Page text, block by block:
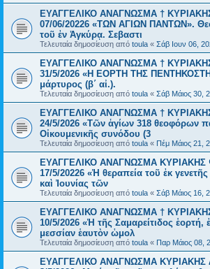
ΕΥΑΓΓΕΛΙΚΟ ΑΝΑΓΝΩΣΜΑ †
07/06/20226 «ΤΩΝ ΑΓΙΩΝ ΠΑΝΤΩΝ».
τοῦ ἐν Ἀγκύρᾳ. Σεβαστι
Τελευταία δημοσίευση από toula « Σάβ Ιουν 06,
ΕΥΑΓΓΕΛΙΚΟ ΑΝΑΓΝΩΣΜΑ †
31/5/2026 «Η ΕΟΡΤΗ ΤΗΣ
μάρτυρος (β΄ αἰ.).
Τελευταία δημοσίευση από toula « Σάβ Μάιος 30,
ΕΥΑΓΓΕΛΙΚΟ ΑΝΑΓΝΩΣΜΑ †
24/5/2026 «Τῶν ἁγίων 318 θεοφόρων
Οἰκουμενικῆς συνόδου (3
Τελευταία δημοσίευση από toula « Πέμ Μάιος 21,
ΕΥΑΓΓΕΛΙΚΟ ΑΝΑΓΝΩΣΜΑ
17/5/20226 «Ἡ θεραπεία τοῦ ἐκ
καὶ Ἰουνίας τῶν
Τελευταία δημοσίευση από toula « Σάβ Μάιος 16,
EYAΓΓΕΛΙΚΟ ΑΝΑΓΝΩΣΜΑ †
10/5/2026 «Ἡ τῆς Σαμαρείτιδος ἑορτή,
μεσσίαν ἑαυτὸν ὡμολ
Τελευταία δημοσίευση από toula « Παρ Μάιος 08,
ΕΥΑΓΓΕΛΙΚΟ ΑΝΑΓΝΩΣΜΑ